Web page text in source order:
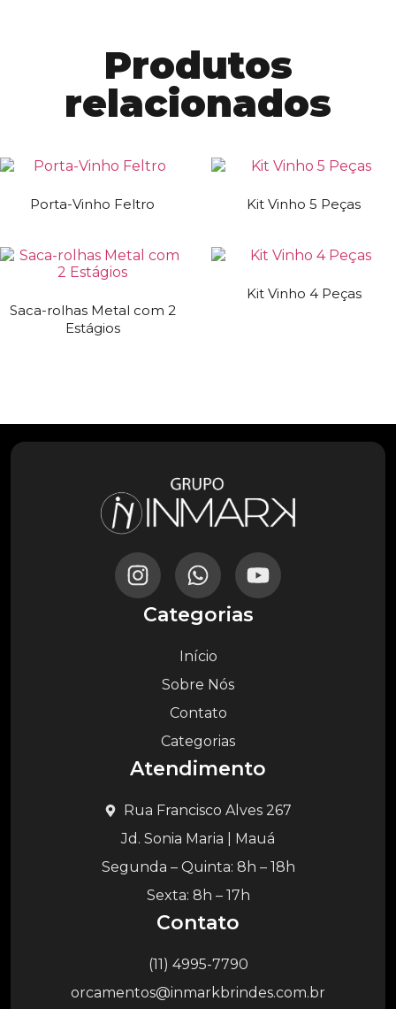
Produtos
relacionados
Porta-Vinho Feltro Kit Vinho 5 Peças
Saca-rolhas Metal com 2
Estágios
Kit Vinho 4 Peças
Categorias
Início
Sobre Nós
Contato
Categorias
Atendimento
Rua Francisco Alves 267
Jd. Sonia Maria | Mauá
Segunda – Quinta: 8h – 18h
Sexta: 8h – 17h
Contato
(11) 4995-7790
orcamentos@inmarkbrindes.com.br